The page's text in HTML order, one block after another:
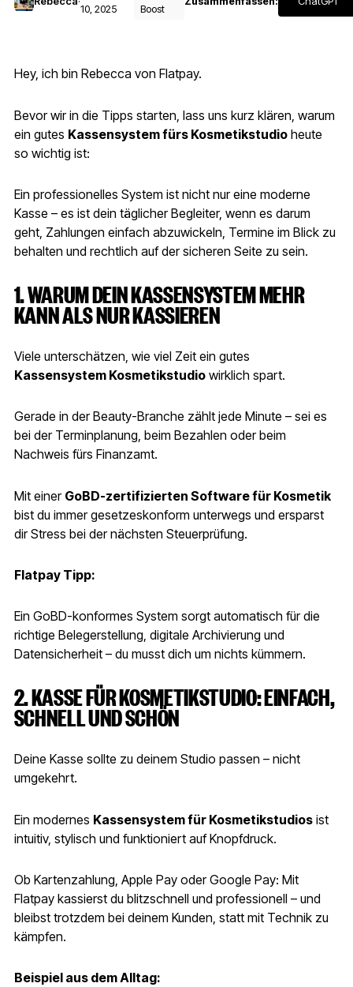
10, 2025
Boost
Hey, ich bin Rebecca von Flatpay.
Bevor wir in die Tipps starten, lass uns kurz klären, warum
ein gutes Kassensystem fürs Kosmetikstudioheute
so wichtig ist:
Ein professionelles System ist nicht nur eine moderne
Kasse – es ist dein täglicher Begleiter, wenn es darum
geht, Zahlungen einfach abzuwickeln, Termine im Blick zu
behalten und rechtlich auf der sicheren Seite zu sein.
1. WARUM DEIN KASSENSYSTEM MEHR
KANN ALS NUR KASSIEREN
Viele unterschätzen, wie viel Zeit ein gutes
Kassensystem Kosmetikstudiowirklich spart.
Gerade in der Beauty-Branche zählt jede Minute – sei es
bei der Terminplanung, beim Bezahlen oder beim
Nachweis fürs Finanzamt.
Mit einer GoBD-zertifizierten Software für Kosmetik
bist du immer gesetzeskonform unterwegs und ersparst
dir Stress bei der nächsten Steuerprüfung.
Flatpay Tipp:
Ein GoBD-konformes System sorgt automatisch für die
richtige Belegerstellung, digitale Archivierung und
Datensicherheit – du musst dich um nichts kümmern.
2. KASSE FÜR KOSMETIKSTUDIO: EINFACH,
SCHNELL UND SCHÖN
Deine Kasse sollte zu deinem Studio passen – nicht
umgekehrt.
Ein modernes Kassensystem für Kosmetikstudiosist
intuitiv, stylisch und funktioniert auf Knopfdruck.
Ob Kartenzahlung, Apple Pay oder Google Pay: Mit
Flatpay kassierst du blitzschnell und professionell – und
bleibst trotzdem bei deinem Kunden, statt mit Technik zu
kämpfen.
Beispiel aus dem Alltag: